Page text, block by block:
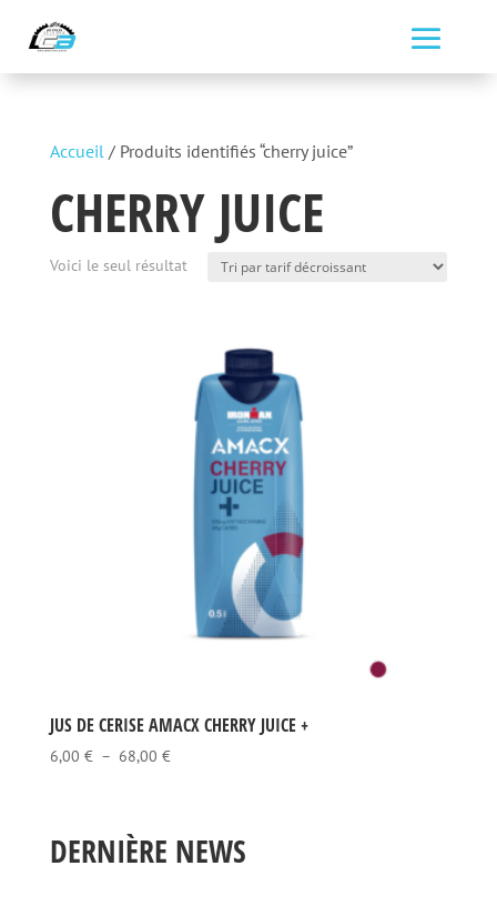
Accueil/ Produits identifiés “cherry juice”
CHERRY JUICE
Voici le seul résultat
JUS DE CERISE AMACX CHERRY JUICE +
6,00 € – 68,00 €Plage
DERNIÈRE NEWS